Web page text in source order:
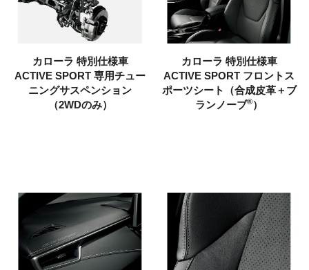
カローラ 特別仕様車
ACTIVE SPORT 専用チュー
ニングサスペンション
（2WDのみ）
カローラ 特別仕様車
ACTIVE SPORT フロントス
ポーツシート（合成皮革＋ブ
ランノーブ®）